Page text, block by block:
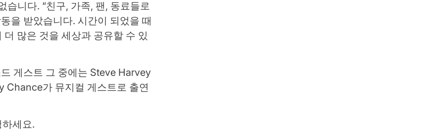
습니다. “친구, 가족, 팬, 동료들로
을 받았습니다. 시간이 되었을 때
많은 것을 세상과 공유할 수 있
게스트 그 중에는 Steve Harvey
가 뮤지컬 게스트로 출연
세요.